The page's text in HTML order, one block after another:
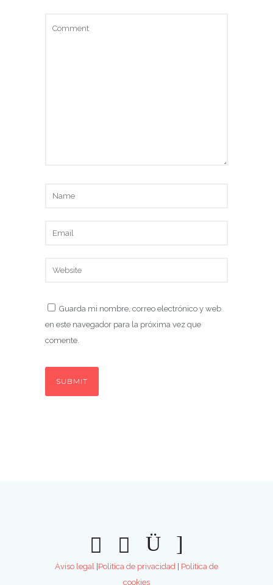
Guarda mi nombre, correo electrónico y web
en este navegador para la próxima vez que
comente.
Aviso legal |Politica de privacidad | Politica de
cookies